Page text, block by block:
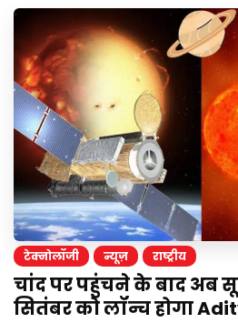
टेक्नोलॉजी न्यूज़ राष्ट्रीय
चांद पर पहुंचने के बाद अब
सितंबर को लॉन्च होगा